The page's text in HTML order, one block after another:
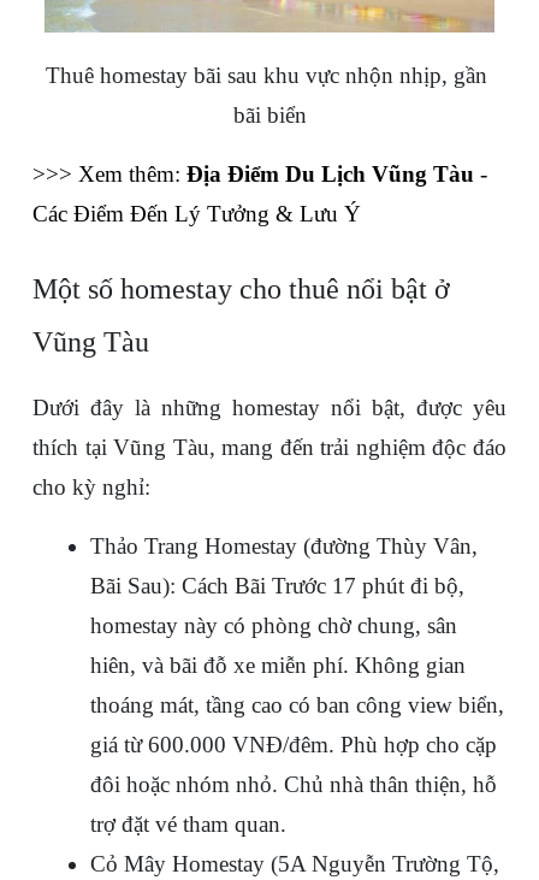
Thuê homestay bãi sau khu vực nhộn nhịp, gần
bãi biển
>>> Xem thêm: Địa Điểm Du Lịch Vũng Tàu -
Các Điểm Đến Lý Tưởng & Lưu Ý
Một số homestay cho thuê nổi bật ở
Vũng Tàu
Dưới đây là những homestay nổi bật, được yêu
thích tại Vũng Tàu, mang đến trải nghiệm độc đáo
cho kỳ nghỉ:
Thảo Trang Homestay (đường Thùy Vân,
Bãi Sau): Cách Bãi Trước 17 phút đi bộ,
homestay này có phòng chờ chung, sân
hiên, và bãi đỗ xe miễn phí. Không gian
thoáng mát, tầng cao có ban công view biển,
giá từ 600.000 VNĐ/đêm. Phù hợp cho cặp
đôi hoặc nhóm nhỏ. Chủ nhà thân thiện, hỗ
trợ đặt vé tham quan.
Cỏ Mây Homestay (5A Nguyễn Trường Tộ,